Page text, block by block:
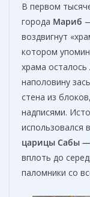
В первом
города Мариб
воздвигнут
котором
храма осталось
наполовину
стена из
надписями.
использовался
царицы Сабы —
вплоть до
паломники со